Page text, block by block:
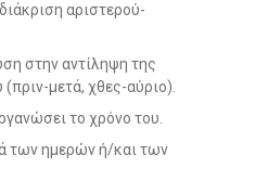
αριστερού-
στην αντίληψη της
μετά, χθες-αύριο).
το χρόνο του.
των ημερών ή/και των